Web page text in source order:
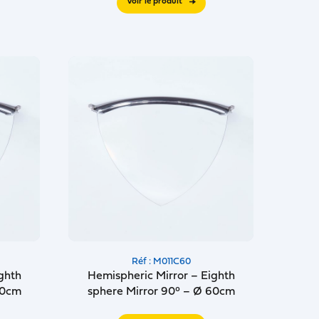
Réf : M011C60
Hemispheric Mirror – Eighth
sphere Mirror 90° – Ø 60cm